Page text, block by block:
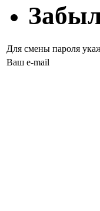
Для смены пароля
Ваш e-mail